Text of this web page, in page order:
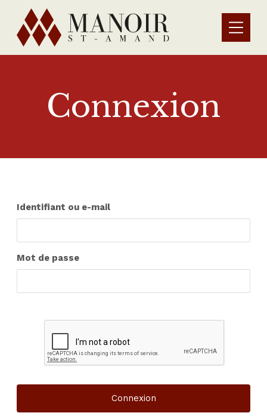
Connexion
Identifiant ou e-mail
Mot de passe